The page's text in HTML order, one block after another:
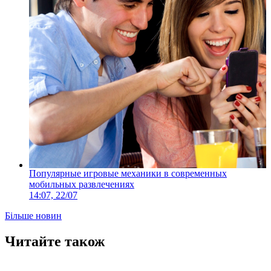
Популярные игровые механики в современных
мобильных развлечениях
14:07, 22/07
Більше новин
Читайте також